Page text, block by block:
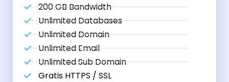
200 GB Bandwidth
Unlimited Databases
Unlimited Domain
Unlimited Email
Unlimited Sub Domain
Gratis HTTPS / SSL